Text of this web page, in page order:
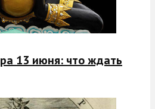
13 июня: что ждать